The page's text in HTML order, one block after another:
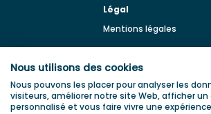
Légal
Mentions légales
d'entreprise
Nous utilisons des cookies
Nous pouvons les placer pour analyser les
visiteurs, améliorer notre site Web, afficher
personnalisé et vous faire vivre une